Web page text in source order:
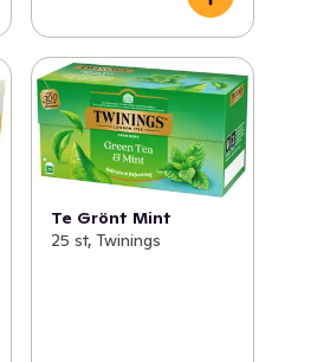
Te Grönt Mint
25 st, Twinings